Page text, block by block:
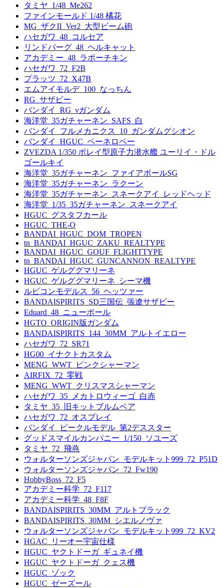
タミヤ_1/48_Me262
ファインモールド 1/48 橘花
MG_ザクII_Ver2_大型ビーム砲
ハセガワ_48_コルセア
リンドバーグ_48_ヘルキャット
アカデミー_48_ラボーチキン
ハセガワ_72_F2B
プラッツ_72_X47B
エムアイモルデ_100_なっちん
RG_サザビー
バンダイ_RG_νガンダム
海洋堂_35ガチャーネン_SAFS_白
バンダイ_フルメカニクス_10_ガンダムグシオン
バンダイ_HGUC_ペーネロペー
ZVEZDA 1/350 ボレイ型原子力潜水艦 ユーリイ・ドル
ゴールキイ
海洋堂_35ガチャーネン_ファイアボールSG
海洋堂_35ガチャーネン_ラクーン
海洋堂_35ガチャーネン_スネークアイ_レッドヘッド
海洋堂_1/35_35ガチャーネン_スネークアイ
HGUC_グスタフカール
HGUC_THE-O
BANDAI_HGUC_DOM_TROPEN
tn_BANDAI_HGUC_ZAKU_REALTYPE
BANDAI_HGUC_GOUF_FLIGHTTYPE
tn_BANDAI_HGUC_GUNCANNON_REALTYPE
HGUC_ゲルググマリーネ
HGUC_ゲルググマリーネ_シーマ機
ルビコンモデルス_56_ヘッツァー
BANDAISPIRITS_SD三国伝_張遼サザビー
Eduard_48_ニューポール
HGTO_ORIGIN版ガンダム
BANDAISPIRITS_144_30MM_アルトイエロー
ハセガワ_72_SR71
HG00_イナクトカスタム
MENG_WWT_ピンクシャーマン
AIRFIX_72_零戦
MENG_WWT_クリスマスシャーマン
ハセガワ_35_メカトロウィーゴ_白赤
タミヤ_35_旧キットブルムベア
ハセガワ_72_オスプレイ
バンダイ_ビークルモデル_第2デススター
グッドスマイルカンパニー_1/150_ソユーズ
タミヤ_72_飛燕
ウォルターソンズジャパン_モデルキット999_72_P51D
ウォルターソンズジャパン_72_Fw190
HobbyBoss_72_F5
アカデミー科学_72_F117
アカデミー科学_48_F8F
BANDAISPIRITS_30MM_アルトブラック
BANDAISPIRITS_30MM_シエルノヴァ
ウォルターソンズジャパン_モデルキット999_72_KV2
HGAC_リーオー宇宙仕様
HGUC_ヤクトドーガ_ギュネイ機
HGUC_ヤクトドーガ_クェス機
HGUC_ゾック
HGUC_ゼーズール